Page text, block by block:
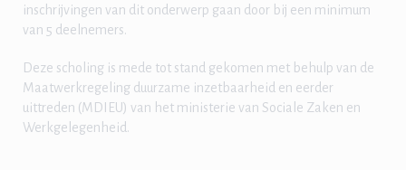
inschrijvingen van dit onderwerp gaan door bij een minimum
van 5 deelnemers.
Deze scholing is mede tot stand gekomen met behulp van de
Maatwerkregeling duurzame inzetbaarheid en eerder
uittreden (MDIEU) van het ministerie van Sociale Zaken en
Werkgelegenheid.